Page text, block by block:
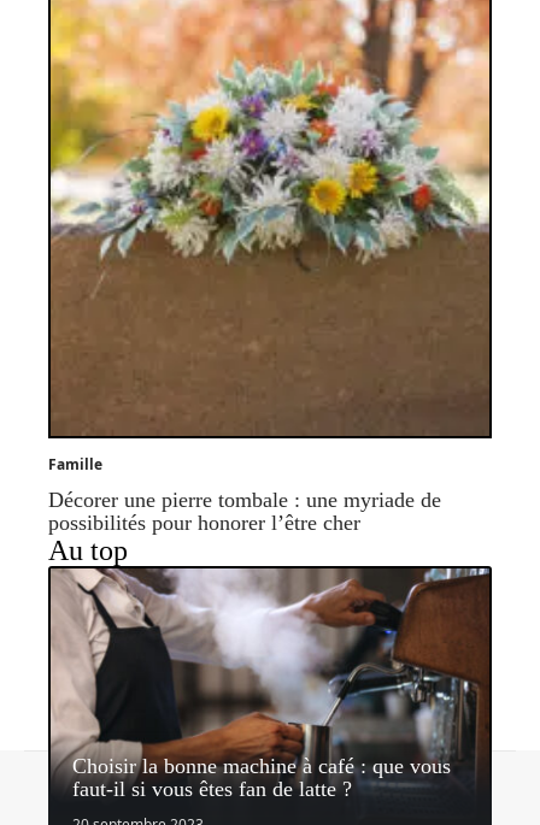
Famille
Décorer une pierre tombale : une myriade de
possibilités pour honorer l’être cher
Au top
Choisir la bonne machine à café : que vous
faut-il si vous êtes fan de latte ?
Contact Mentions légales Sitemap